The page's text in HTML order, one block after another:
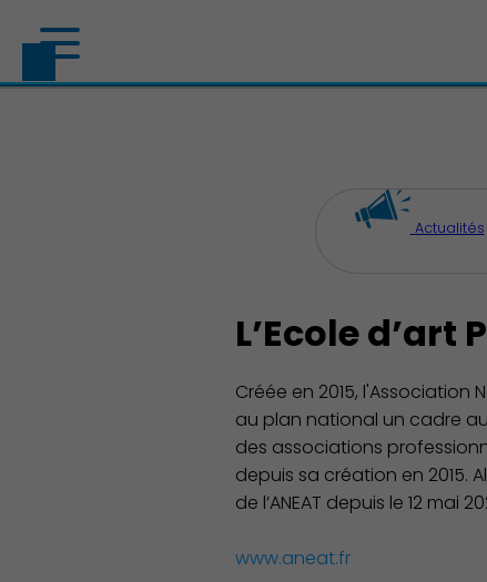
Démocratie locale
Actualités
L’Ecole d’art
Créée en 2015,
au plan national un cadre
des associations
depuis sa création en 2015.
de l’ANEAT depuis le 12 mai
www.aneat.fr